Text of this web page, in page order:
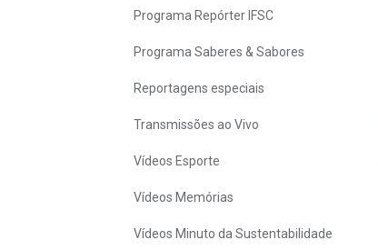
Programa Repórter IFSC
Programa Saberes & Sabores
Reportagens especiais
Transmissões ao Vivo
Vídeos Esporte
Vídeos Memórias
Vídeos Minuto da Sustentabilidade